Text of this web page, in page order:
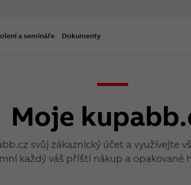
a semináře Dokumenty
Moje
svůj zákaznický účet a využívejte
každý váš příští nákup a opakované